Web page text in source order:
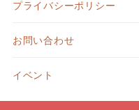
プライバシーポリシー
お問い合わせ
イベント